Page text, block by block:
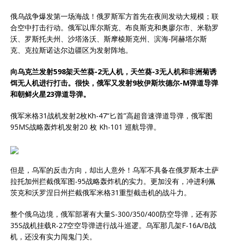
俄乌战争爆发第一场海战！俄罗斯军方首先在夜间发动大规模；联
合空中打击行动。俄军以库尔斯克、布良斯克和奥廖尔市、米勒罗
沃、罗斯托夫州、沙塔洛沃、斯摩棱斯克州、滨海-阿赫塔尔斯
克、克拉斯诺达尔边疆区为发射阵地。
向乌克兰发射598架天竺葵-2无人机，天竺葵-3无人机和非洲菊诱
饵无人机进行打击。很快，俄军又发射9枚伊斯坎德尔-M弹道导弹
和朝鲜火星23弹道导弹。
俄军米格31战机发射2枚Kh-47“匕首”高超音速弹道导弹，俄军图
95MS战略轰炸机发射20 枚 Kh-101 巡航导弹。
但是，乌军的反击方向，却出人意外！乌军不具备在俄罗斯本土萨
拉托加州拦截俄军图-95战略轰炸机的实力。更加没有，冲进利佩
茨克和沃罗涅日州拦截俄军米格31重型截击机的战斗力。
整个俄乌边境，俄军部署有大量S-300/350/400防空导弹，还有苏
35S战机挂载R-27空空导弹进行战斗巡逻。乌军那几架F-16A/B战
机，还没有实力闯鬼门关。